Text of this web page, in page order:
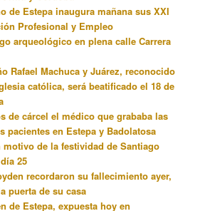
de Estepa inaugura mañana sus XXI
Profesional y Empleo
arqueológico en plena calle Carrera
Rafael Machuca y Juárez, reconocido
católica, será beatificado el 18 de
de cárcel el médico que grababa las
pacientes en Estepa y Badolatosa
motivo de la festividad de Santiago
25
recordaron su fallecimiento ayer,
puerta de su casa
de Estepa, expuesta hoy en